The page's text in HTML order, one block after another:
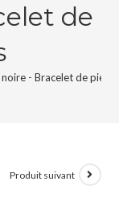
de
- Bracelet de
Produit suivant